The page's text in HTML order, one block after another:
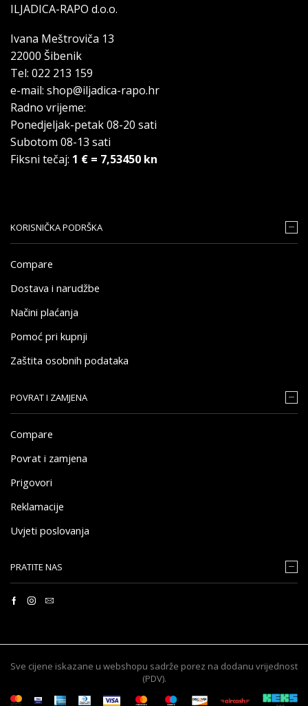
ILJADICA-RAPO d.o.o.
Ivana Meštroviča 13
22000 Šibenik
Tel: 022 213 159
e-mail: shop@iljadica-rapo.hr
Radno vrijeme:
Ponedjeljak-petak 08-20 sati
Subotom 08-13 sati
Fiksni tečaj: 1 € = 7,53450 kn
KORISNIČKA PODRŠKA
Compare
Dostava i narudžbe
Načini plaćanja
Pomoć pri kupnji
Zaštita osobnih podataka
POVRAT I ZAMJENA
Compare
Povrat i zamjena
Prigovori
Reklamacije
Uvjeti poslovanja
PRATITE NAS
Sve cijene iskazane u webshopu sadrže porez na dodanu vrijednost
(PDV).